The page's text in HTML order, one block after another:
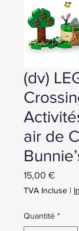
(dv)
air de
15,00 €Prix
TVA Incluse |
Quantité *